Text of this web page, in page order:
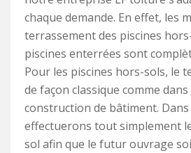
chaque demande. En effet, les
terrassement des piscines
piscines enterrées sont
Pour les piscines hors-sols, le
de façon classique comme dans
construction de bâtiment. Dans
effectuerons tout simplement
sol afin que le futur ouvrage